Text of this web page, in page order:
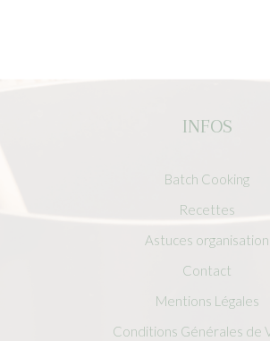
INFOS
Batch Cooking
Recettes
Astuces organisation
Contact
Mentions Légales
Conditions Générales de